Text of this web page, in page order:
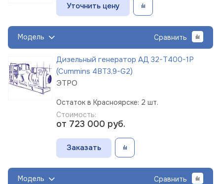
Уточнить цену
Модель Сравнить
Дизельный генератор АД 32-Т400-1Р
(Cummins 4BT3,9-G2)
ЭТРО
Остаток в Красноярске: 2 шт.
Стоимость:
от 723 000 руб.
Заказать
Модель Сравнить